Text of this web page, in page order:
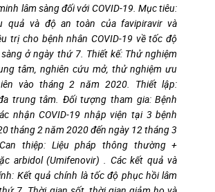
lâm sàng đối với COVID-19. Mục tiêu:
quả và độ an toàn của favipiravir và
trị cho bệnh nhân COVID-19 về tốc độ
ở ngày thứ 7. Thiết kế: Thử nghiệm
tâm, nghiên cứu mở, thử nghiệm ưu
vào tháng 2 năm 2020. Thiết lập:
trung tâm. Đối tượng tham gia: Bệnh
nhận COVID-19 nhập viện tại 3 bệnh
tháng 2 năm 2020 đến ngày 12 tháng 3
thiệp: Liệu pháp thông thường +
arbidol (Umifenovir) . Các kết quả và
Kết quả chính là tốc độ phục hồi lâm